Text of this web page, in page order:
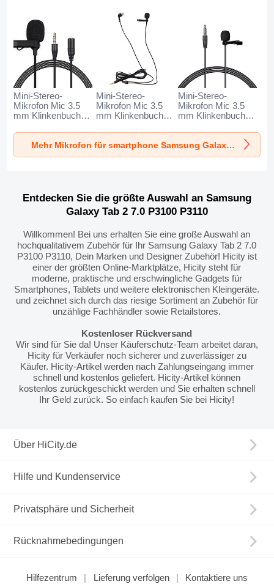
Mini-Stereo-
Mikrofon Mic 3.5
mm Klinkenbuchse
Galaxy Tab 2 7.0
P3100 P3110
Schwarz
Mini-Stereo-
Mikrofon Mic 3.5
mm Klinkenbuchse
Galaxy Tab 2 7.0
P3100 P3110
Schwarz
Mini-Stereo-
Mikrofon Mic 3.5
mm Klinkenbuchse
Galaxy Tab 2 7.0
P3100 P3110
Schwarz
Mehr Mikrofon für smartphone Samsung Galaxy Tab 2 7.0 P3100 P3110
Entdecken Sie die größte Auswahl an Samsung
Galaxy Tab 2 7.0 P3100 P3110
Willkommen! Bei uns erhalten Sie eine große Auswahl an
hochqualitativem Zubehör für Ihr Samsung Galaxy Tab 2 7.0
P3100 P3110, Dein Marken und Designer Zubehör! Hicity ist
einer der größten Online-Marktplätze, Hicity steht für
moderne, praktische und erschwingliche Gadgets für
Smartphones, Tablets und weitere elektronischen Kleingeräte.
und zeichnet sich durch das riesige Sortiment an Zubehör für
unzählige Fachhändler sowie Retailstores.
Kostenloser Rückversand
Wir sind für Sie da! Unser Käuferschutz-Team arbeitet daran,
Hicity für Verkäufer noch sicherer und zuverlässiger zu
Käufer. Hicity-Artikel werden nach Zahlungseingang immer
schnell und kostenlos geliefert. Hicity-Artikel können
kostenlos zurückgeschickt werden und Sie erhalten schnell
Ihr Geld zurück. So einfach kaufen Sie bei Hicity!
Über HiCity.de
Hilfe und Kundenservice
Privatsphäre und Sicherheit
Rücknahmebedingungen
Hilfezentrum Lieferung verfolgen Kontaktiere uns